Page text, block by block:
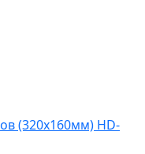
(320x160мм) HD-